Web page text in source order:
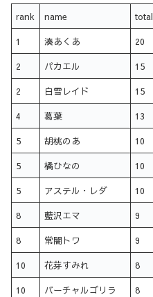
rank name total
1 湊あくあ 20
2 パカエル 15
2 白雪レイド 15
4 葛葉 13
5 胡桃のあ 10
5 橘ひなの 10
5 アステル・レダ 10
8 藍沢エマ 9
8 常闇トワ 9
10 花芽すみれ 8
10 バーチャルゴリラ 8